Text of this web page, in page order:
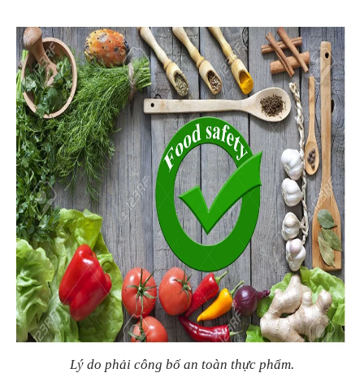
Lý do phải công bố an toàn thực phẩm.